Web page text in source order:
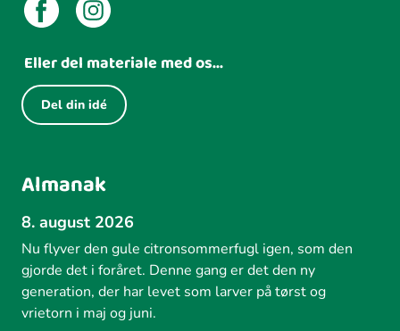
Eller del materiale med os...
Del din idé
Almanak
8. august 2026
Nu flyver den gule citronsommerfugl igen, som den
gjorde det i foråret. Denne gang er det den ny
generation, der har levet som larver på tørst og
vrietorn i maj og juni.